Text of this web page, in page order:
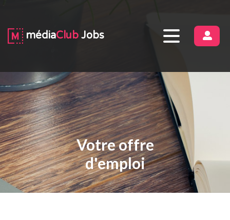
médiaClub Jobs
Votre offre
d'emploi